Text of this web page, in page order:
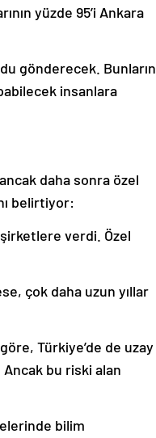
yüzde 95’i Ankara
gönderecek. Bunların
insanlara
daha sonra özel
belirtiyor:
verdi. Özel
çok daha uzun yıllar
Türkiye’de de uzay
bu riski alan
bilim